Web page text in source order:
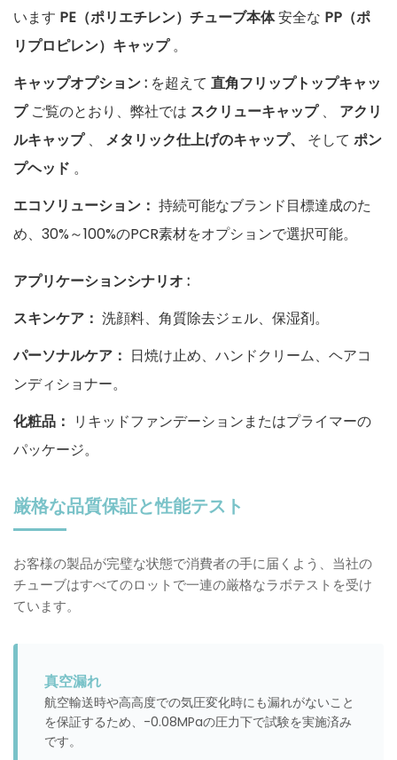
います PE（ポリエチレン）チューブ本体安全な PP（ポ
リプロピレン）キャップ。
キャップオプション: を超えて 直角フリップトップキャッ
プ ご覧のとおり、弊社では スクリューキャップ 、 アクリ
ルキャップ 、 メタリック仕上げのキャップ、 そして ポン
プヘッド 。
エコソリューション： 持続可能なブランド目標達成のた
め、30%～100%のPCR素材をオプションで選択可能。
アプリケーションシナリオ :
スキンケア： 洗顔料、角質除去ジェル、保湿剤。
パーソナルケア： 日焼け止め、ハンドクリーム、ヘアコ
ンディショナー。
化粧品： リキッドファンデーションまたはプライマーの
パッケージ。
厳格な品質保証と性能テスト
お客様の製品が完璧な状態で消費者の手に届くよう、当社の
チューブはすべてのロットで一連の厳格なラボテストを受け
ています。
真空漏れ
航空輸送時や高高度での気圧変化時にも漏れがないこと
を保証するため、-0.08MPaの圧力下で試験を実施済み
です。